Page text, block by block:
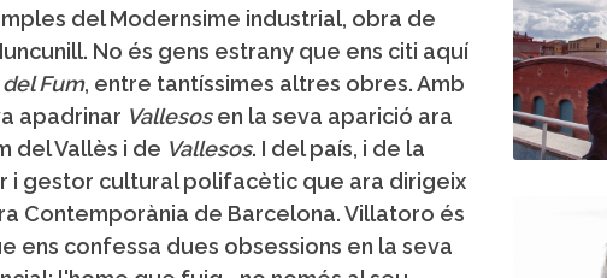
del Modernsime industrial, obra de
No és gens estrany que ens citi aquí
Fum, entre tantíssimes altres obres. Amb
apadrinar Vallesosen la seva aparició ara
del Vallès i de Vallesos. I del país, i de la
i gestor cultural polifacètic que ara dirigeix
Contemporània de Barcelona. Villatoro és
ens confessa dues obsessions en la seva